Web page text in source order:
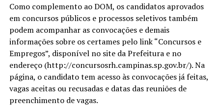
Como complemento ao DOM, os candidatos aprovados
em concursos públicos e processos seletivos também
podem acompanhar as convocações e demais
informações sobre os certames pelo link “Concursos e
Empregos”, disponível no site da Prefeitura e no
endereço (http://concursosrh.campinas.sp.gov.br/). Na
página, o candidato tem acesso às convocações já feitas,
vagas aceitas ou recusadas e datas das reuniões de
preenchimento de vagas.